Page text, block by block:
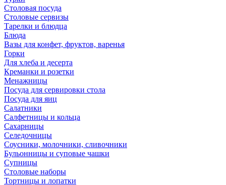
Столовая посуда
Столовые сервизы
Тарелки и блюдца
Блюда
Вазы для конфет, фруктов, варенья
Горки
Для хлеба и десерта
Креманки и розетки
Менажницы
Посуда для сервировки стола
Посуда для яиц
Салатники
Салфетницы и кольца
Сахарницы
Селедочницы
Соусники, молочники, сливочники
Бульонницы и суповые чашки
Супницы
Столовые наборы
Тортницы и лопатки